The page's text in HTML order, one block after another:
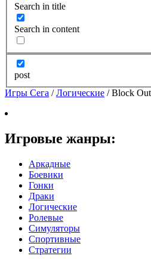
Search in title
Search in content
post
Игры Сега /Логические /Block Out
Игровые жанры:
Аркадные
Боевики
Гонки
Драки
Логические
Ролевые
Симуляторы
Спортивные
Стратегии